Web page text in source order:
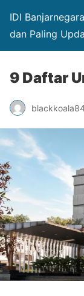
IDI
dan Paling
9 Daftar